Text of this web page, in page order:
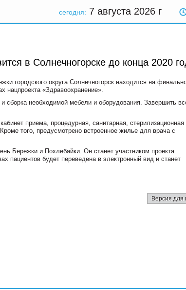
сегодня: 7 августа 2026 г
в Солнечногорске до конца 2020
городского округа Солнечногорск находится на
нацпроекта «Здравоохранение».
сборка необходимой мебели и оборудования. Завершить
приема, процедурная, санитарная, стерилизационная
того, предусмотрено встроенное жилье для врача с
Бережки и Похлебайки. Он станет участником проекта
пациентов будет переведена в электронный вид и станет
Версия для